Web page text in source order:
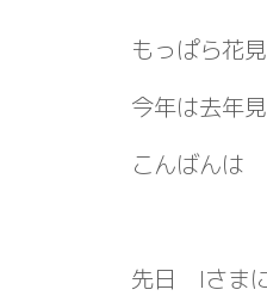
もっぱら花
今年は去年
こんばんは
先日 Iさま